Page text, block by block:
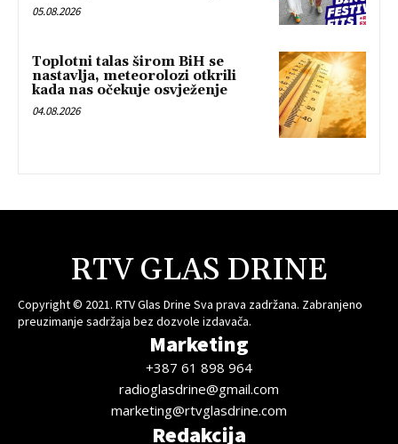
05.08.2026
Toplotni talas širom BiH se
nastavlja, meteorolozi otkrili
kada nas očekuje osvježenje
04.08.2026
RTV GLAS DRINE
Copyright © 2021. RTV Glas Drine Sva prava zadržana. Zabranjeno
preuzimanje sadržaja bez dozvole izdavača.
Marketing
+387 61 898 964
radioglasdrine@gmail.com
marketing@rtvglasdrine.com
Redakcija